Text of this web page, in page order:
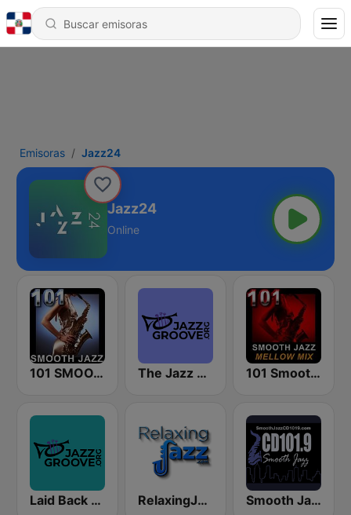
Emisoras Jazz24
Jazz24
Online
101 SMOOTH JAZZ The Jazz Groove (Mix #1) 101 Smooth Jazz Mellow Mix
Laid Back Jazz RelaxingJazz.com - Smooth Jazz Smooth Jazz CD 101.9 FM